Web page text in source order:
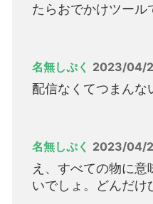
たらおでかけツール
名無しぷく 2023/04/
配信なくてつまんな
名無しぷく 2023/04/
え、すべての物に
いでしょ。どんだけ